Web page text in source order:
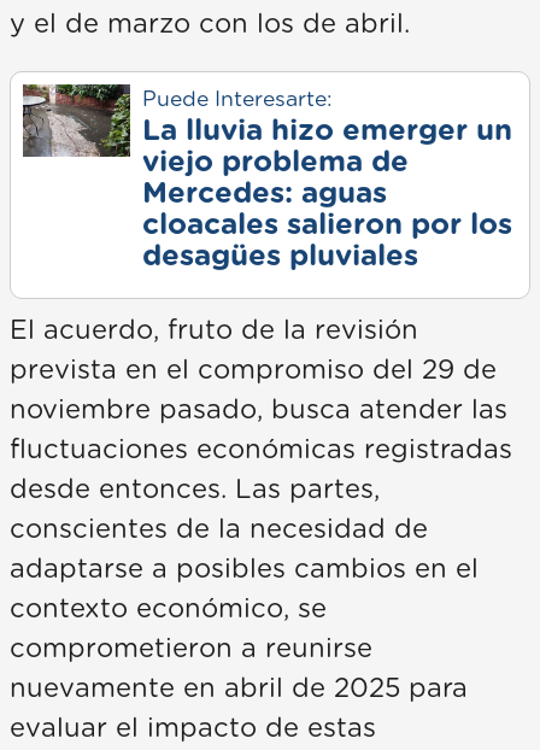
y el de marzo con los de abril.
Puede Interesarte:
La lluvia hizo emerger un
viejo problema de
Mercedes: aguas
cloacales salieron por los
desagües pluviales
El acuerdo, fruto de la revisión
prevista en el compromiso del 29 de
noviembre pasado, busca atender las
fluctuaciones económicas registradas
desde entonces. Las partes,
conscientes de la necesidad de
adaptarse a posibles cambios en el
contexto económico, se
comprometieron a reunirse
nuevamente en abril de 2025 para
evaluar el impacto de estas